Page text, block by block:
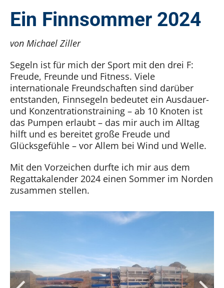
SUCHE
NACH:
Ein Finnsommer 2024
von Michael Ziller
Segeln ist für mich der Sport mit den drei F:
Freude, Freunde und Fitness. Viele
internationale Freundschaften sind darüber
entstanden, Finnsegeln bedeutet ein Ausdauer-
und Konzentrationstraining – ab 10 Knoten ist
das Pumpen erlaubt – das mir auch im Alltag
hilft und es bereitet große Freude und
Glücksgefühle – vor Allem bei Wind und Welle.
Mit den Vorzeichen durfte ich mir aus dem
Regattakalender 2024 einen Sommer im Norden
zusammen stellen.